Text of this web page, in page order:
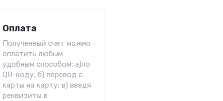
Оплата
Полученный счет можно
оплатить любым
удобным способом: а)по
QR-коду; б) перевод с
карты на карту; в) введя
реквизиты в